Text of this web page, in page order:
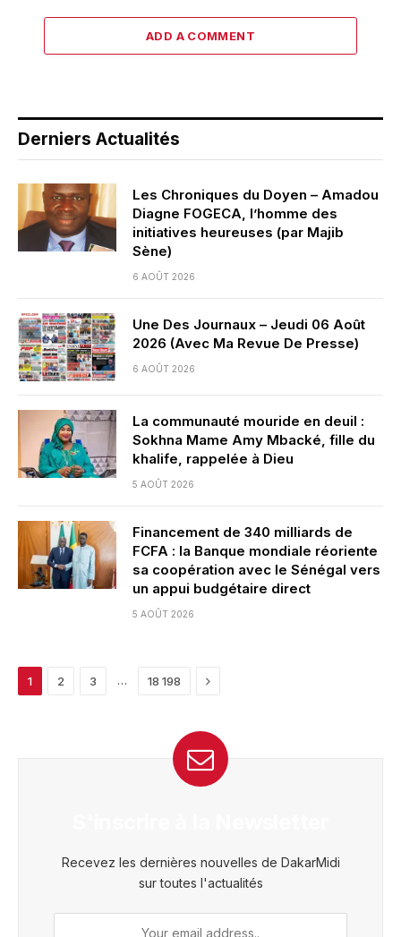
ADD A COMMENT
Derniers Actualités
Les Chroniques du Doyen – Amadou
Diagne FOGECA, l’homme des
initiatives heureuses (par Majib
Sène)
6 AOÛT 2026
Une Des Journaux – Jeudi 06 Août
2026 (Avec Ma Revue De Presse)
6 AOÛT 2026
La communauté mouride en deuil :
Sokhna Mame Amy Mbacké, fille du
khalife, rappelée à Dieu
5 AOÛT 2026
Financement de 340 milliards de
FCFA : la Banque mondiale réoriente
sa coopération avec le Sénégal vers
un appui budgétaire direct
5 AOÛT 2026
1 2 3 … 18 198 Next
Recevez les dernières nouvelles de DakarMidi
sur toutes l'actualités